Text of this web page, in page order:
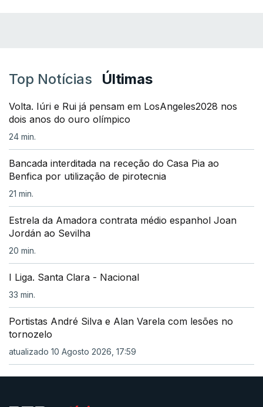
Top Notícias Últimas
Volta. Iúri e Rui já pensam em LosAngeles2028 nos
dois anos do ouro olímpico
24 min.
Bancada interditada na receção do Casa Pia ao
Benfica por utilização de pirotecnia
21 min.
Estrela da Amadora contrata médio espanhol Joan
Jordán ao Sevilha
20 min.
I Liga. Santa Clara - Nacional
33 min.
Portistas André Silva e Alan Varela com lesões no
tornozelo
atualizado 10 Agosto 2026, 17:59